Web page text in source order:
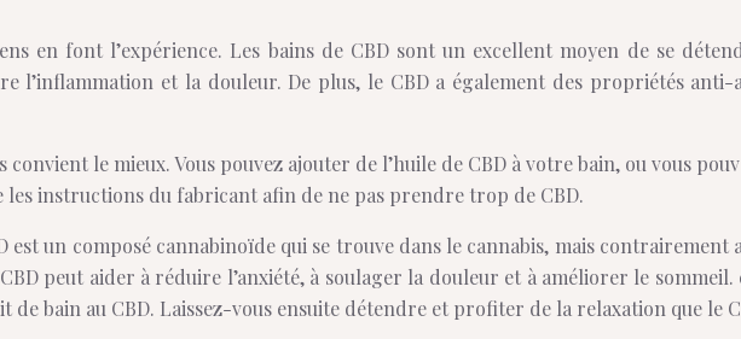
en font l’expérience. Les bains de CBD sont un excellent moyen de se
et la douleur. De plus, le CBD a également des propriétés
le mieux. Vous pouvez ajouter de l’huile de CBD à votre bain, ou vous
instructions du fabricant afin de ne pas prendre trop de CBD.
un composé cannabinoïde qui se trouve dans le cannabis, mais contrairement
peut aider à réduire l’anxiété, à soulager la douleur et à améliorer le
bain au CBD. Laissez-vous ensuite détendre et profiter de la relaxation que le